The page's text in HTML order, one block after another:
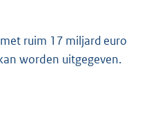
ruim 17 miljard euro
worden uitgegeven.